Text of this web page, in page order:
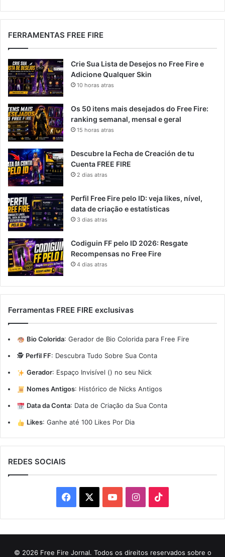
FERRAMENTAS FREE FIRE
Crie Sua Lista de Desejos no Free Fire e
Adicione Qualquer Skin
10 horas atras
Os 50 itens mais desejados do Free Fire:
ranking semanal, mensal e geral
15 horas atras
Descubre la Fecha de Creación de tu
Cuenta FREE FIRE
2 dias atras
Perfil Free Fire pelo ID: veja likes, nível,
data de criação e estatísticas
3 dias atras
Codiguin FF pelo ID 2026: Resgate
Recompensas no Free Fire
4 dias atras
Ferramentas FREE FIRE exclusivas
Bio Colorida: Gerador de Bio Colorida para Free Fire
🕵️ Perfil FF: Descubra Tudo Sobre Sua Conta
Gerador: Espaço Invisível (ㅤ) no seu Nick
Nomes Antigos: Histórico de Nicks Antigos
Data da Conta: Data de Criação da Sua Conta
Likes: Ganhe até 100 Likes Por Dia
REDES SOCIAIS
Facebook YouTubeInstagram
© 2026 Free Fire Jornal. Todos os direitos reservados sobre o